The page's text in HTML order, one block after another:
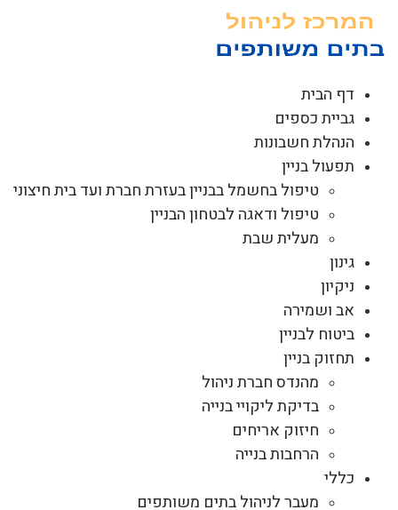
דף הבית
גביית כספים
הנהלת חשבונות
תפעול בניין
טיפול בחשמל בבניין בעזרת חברת ועד בית חיצוני
טיפול ודאגה לבטחון הבניין
מעלית שבת
גינון
ניקיון
אב ושמירה
ביטוח לבניין
תחזוק בניין
מהנדס חברת ניהול
בדיקת ליקויי בנייה
חיזוק אריחים
הרחבות בנייה
כללי
מעבר לניהול בתים משותפים